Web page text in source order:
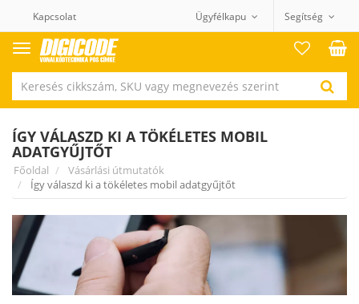
Kapcsolat Ügyfélkapu Segítség
Termék
kategóriák
ÍGY VÁLASZD KI A TÖKÉLETES MOBIL
ADATGYŰJTŐT
Főoldal
Vásárlási útmutatók
Így válaszd ki a tökéletes mobil adatgyűjtőt